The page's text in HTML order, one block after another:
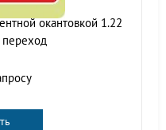
окантовкой 1.22